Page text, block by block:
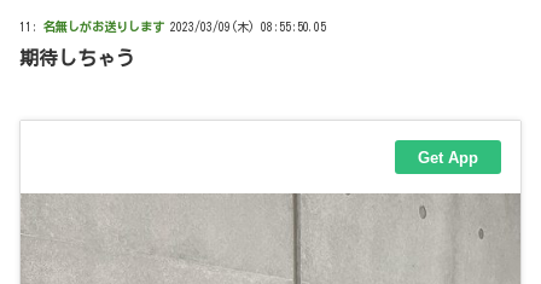
11: 名無しがお送りします 2023/03/09(木) 08:55:50.05
期待しちゃう